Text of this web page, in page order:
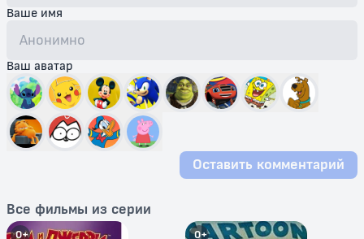
Ваше имя
Ваш аватар
Оставить комментарий
Все фильмы из серии
0+ 0+